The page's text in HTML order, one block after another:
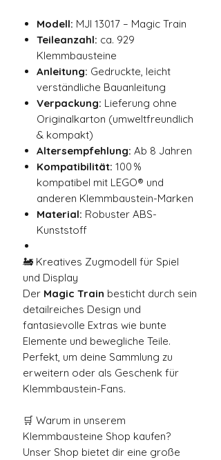
Modell: MJI 13017 – Magic Train
Teileanzahl: ca. 929
Klemmbausteine
Anleitung: Gedruckte, leicht
verständliche Bauanleitung
Verpackung: Lieferung ohne
Originalkarton (umweltfreundlich
& kompakt)
Altersempfehlung: Ab 8 Jahren
Kompatibilität: 100 %
kompatibel mit LEGO® und
anderen Klemmbaustein-Marken
Material: Robuster ABS-
Kunststoff
🚂 Kreatives Zugmodell für Spiel
und Display
Der Magic Train besticht durch sein
detailreiches Design und
fantasievolle Extras wie bunte
Elemente und bewegliche Teile.
Perfekt, um deine Sammlung zu
erweitern oder als Geschenk für
Klemmbaustein-Fans.
🛒 Warum in unserem
Klemmbausteine Shop kaufen?
Unser Shop bietet dir eine große